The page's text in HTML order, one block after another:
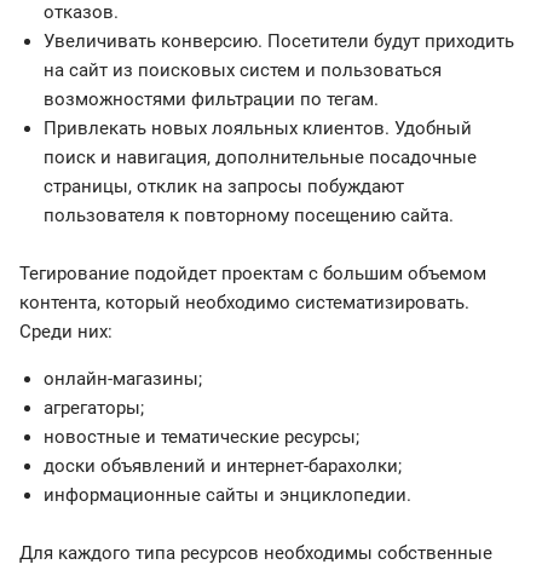
отказов.
Увеличивать конверсию. Посетители будут приходить
на сайт из поисковых систем и пользоваться
возможностями фильтрации по тегам.
Привлекать новых лояльных клиентов. Удобный
поиск и навигация, дополнительные посадочные
страницы, отклик на запросы побуждают
пользователя к повторному посещению сайта.
Тегирование подойдет проектам с большим объемом
контента, который необходимо систематизировать.
Среди них:
онлайн-магазины;
агрегаторы;
новостные и тематические ресурсы;
доски объявлений и интернет-барахолки;
информационные сайты и энциклопедии.
Для каждого типа ресурсов необходимы собственные